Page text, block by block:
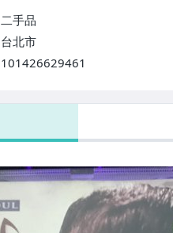
二手品
台北市
101426629461